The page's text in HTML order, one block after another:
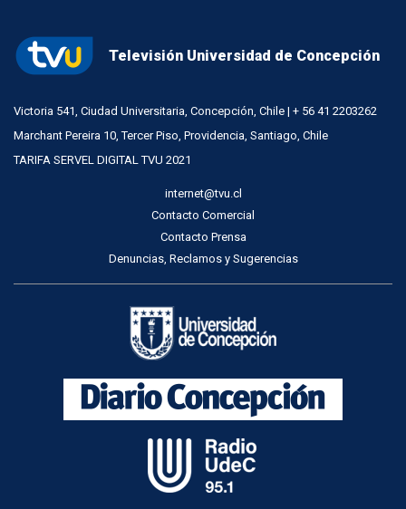
Televisión Universidad de Concepción
Victoria 541, Ciudad Universitaria, Concepción, Chile | + 56 41 2203262
Marchant Pereira 10, Tercer Piso, Providencia, Santiago, Chile
TARIFA SERVEL DIGITAL TVU 2021
internet@tvu.cl
Contacto Comercial
Contacto Prensa
Denuncias, Reclamos y Sugerencias